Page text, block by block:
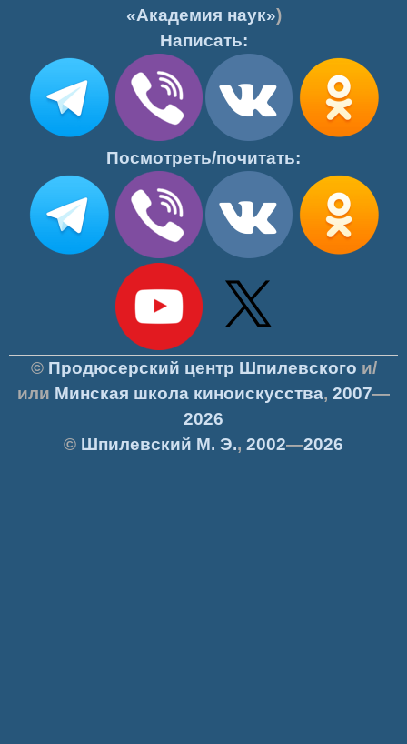
«Академия наук»)
Написать:
Посмотреть/почитать:
© Продюсерский центр Шпилевского и/
или Минская школа киноискусства, 2007—
2026
© Шпилевский М. Э., 2002—2026